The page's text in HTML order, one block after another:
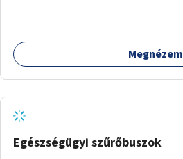
Megnézem
Egészségügyi szűrőbuszok